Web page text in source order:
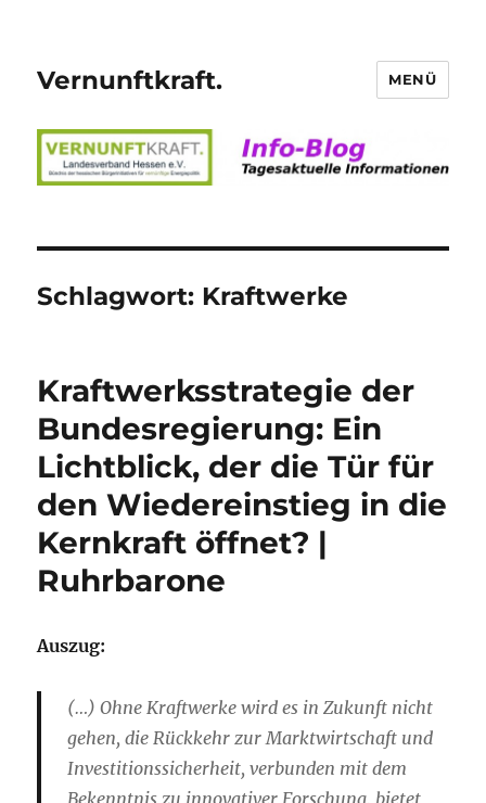
Vernunftkraft. MENÜ
Schlagwort: Kraftwerke
Kraftwerksstrategie der
Bundesregierung: Ein
Lichtblick, der die Tür für
den Wiedereinstieg in die
Kernkraft öffnet? |
Ruhrbarone
Auszug:
(…) Ohne Kraftwerke wird es in Zukunft nicht
gehen, die Rückkehr zur Marktwirtschaft und
Investitionssicherheit, verbunden mit dem
Bekenntnis zu innovativer Forschung, bietet